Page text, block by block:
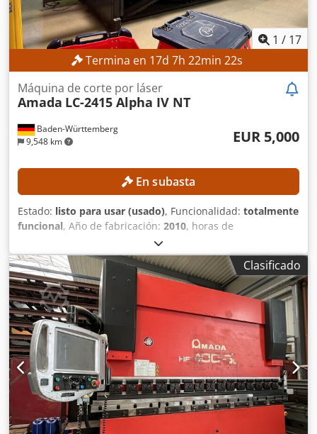
nominal: 3500W Altura de la superficie de trabajo: 840 mm
Ancho de la máquina 2840mm Altura de la máquina 2166
mm Peso de la máquina 8.200 kg
1 / 17
Termina en 17d 7h 22min 19s
Baden-Württemberg
9,548 km
Máquina de corte por láser
Amada LC-2415 Alpha IV NT
EUR 5,000
En subasta
Estado: listo para usar (usado), Funcionalidad: totalmente
funcional, Año de fabricación: 2010, horas de
, número de máquina/vehículo:
007, potencia del láser:4,000 W, espesor chapa acero
(máx.):12 mm, espesor de chapa de acero inoxidable
(máx.):10 mm, espesor de chapa de aluminio (máx.):8
mm, recorrido eje X: , recorrido del eje Y:1,550
mm, recorrido del eje Z: 300 mm, Sin precio mínimo:
¡venta garantizada al mejor postor! La máquina ha sido
sometida a mantenimiento anual (la última vez en
diciembre de 2025); los registros están disponibles. El
soplador láser Turbo fue reemplazado en 2021. Los ejes X
e Y fueron renovados en 2023, tras 27.066 horas de
funcionamiento. DETALLES TÉCNICOS Recorrido del eje X:
2.520 mm Recorrido del eje Y: 1.550 mm Recorrido del eje
Clasificado